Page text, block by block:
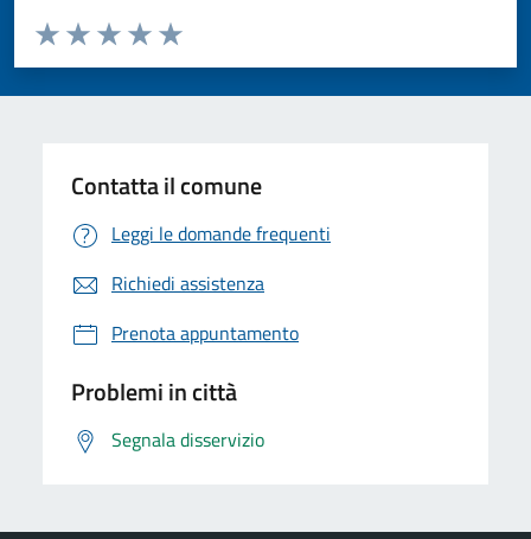
Valuta da 1 a 5 stelle la pagina
Valuta 5 stelle su 5
Valuta 4 stelle su 5
Valuta 3 stelle su 5
Valuta 2 stelle su 5
Valuta 1 stelle su 5
Contatta il comune
Leggi le domande frequenti
Richiedi assistenza
Prenota appuntamento
Problemi in città
Segnala disservizio